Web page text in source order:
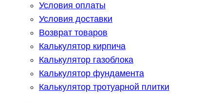
Условия оплаты
Условия доставки
Возврат товаров
Калькулятор кирпича
Калькулятор газоблока
Калькулятор фундамента
Калькулятор тротуарной плитки